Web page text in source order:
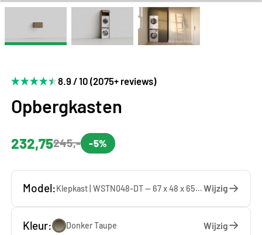
8.9 / 10 (2075+ reviews)
Opbergkasten
232,75245,- -5%
Model: Klepkast | WSTN048-DT — 67 x 48 x 65 cmWijzig
Kleur: Donker Taupe Wijzig